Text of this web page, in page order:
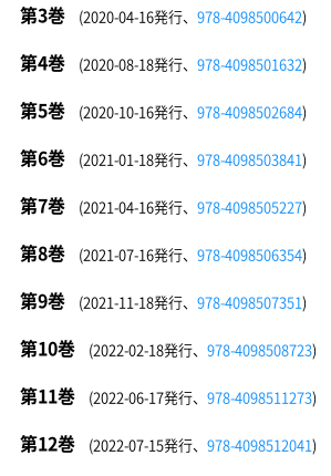
第3巻 (2020-04-16発行、 978-4098500642)
第4巻 (2020-08-18発行、 978-4098501632)
第5巻 (2020-10-16発行、 978-4098502684)
第6巻 (2021-01-18発行、 978-4098503841)
第7巻 (2021-04-16発行、 978-4098505227)
第8巻 (2021-07-16発行、 978-4098506354)
第9巻 (2021-11-18発行、 978-4098507351)
第10巻 (2022-02-18発行、 978-4098508723)
第11巻 (2022-06-17発行、 978-4098511273)
第12巻 (2022-07-15発行、 978-4098512041)